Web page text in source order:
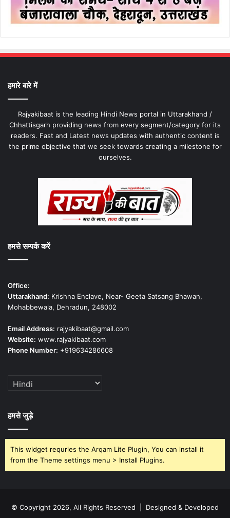
हमारे बारे में
Rajyakibaat is the leading Hindi News portal in Uttarakhand /
Chhattisgarh providing news from every segment/category for its
readers. Fast and Latest news updates with authentic content is
the prime objective that we seek towards creating a milestone for
ourselves.
हमसे सम्पर्क करें
Office:
Uttarakhand: Krishna Enclave, Near- Geeta Satsang Bhawan,
Mohabbewala, Dehradun, 248002
Email Address: rajyakibaat@gmail.com
Website: www.rajyakibaat.com
Phone Number: +919634286608
हमसे जुड़े
This widget requries the Arqam Lite Plugin, You can install it
from the Theme settings menu > Install Plugins.
© Copyright 2026, All Rights Reserved | Designed & Developed